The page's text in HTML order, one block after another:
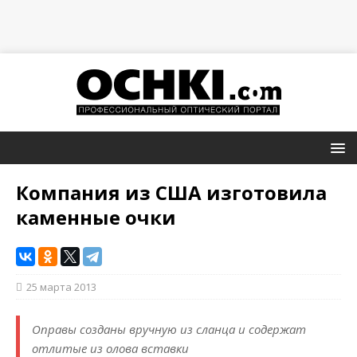
Компания из США изготовила
каменные очки
25 марта 2013
Оправы созданы вручную из сланца и содержат
отлитые из олова вставки